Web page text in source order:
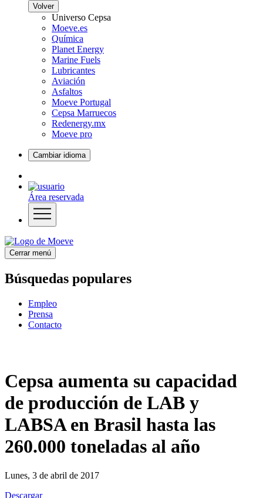
Volver
Universo Cepsa
Moeve.es
Química
Planet Energy
Marine Fuels
Lubricantes
Aviación
Asfaltos
Moeve Portugal
Cepsa Marruecos
Redenergy.mx
Moeve pro
Cambiar idioma
Área reservada
Cerrar menú
Búsquedas populares
Empleo
Prensa
Contacto
Cepsa aumenta su capacidad
de producción de LAB y
LABSA en Brasil hasta las
260.000 toneladas al año
Lunes, 3 de abril de 2017
Descargar